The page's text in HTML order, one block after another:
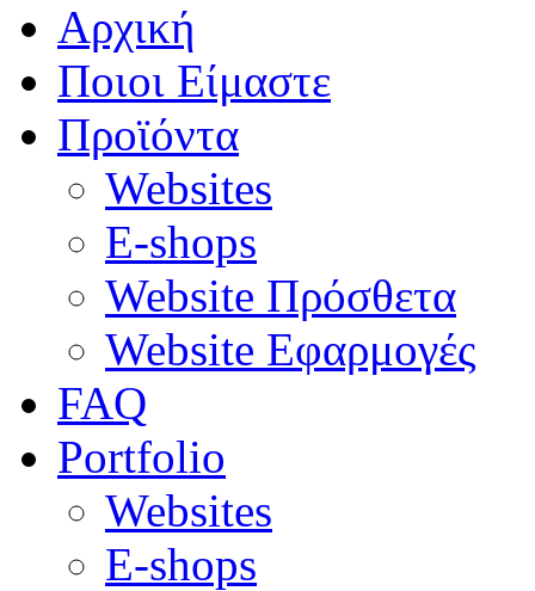
Αρχική
Ποιοι Είμαστε
Προϊόντα
Websites
E-shops
Website Πρόσθετα
Website Εφαρμογές
FAQ
Portfolio
Websites
E-shops